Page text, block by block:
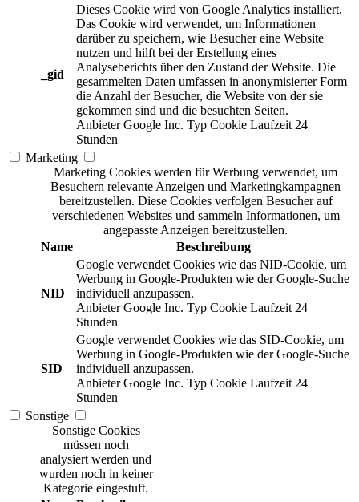
_gid
Dieses Cookie wird von Google Analytics installiert.
Das Cookie wird verwendet, um Informationen
darüber zu speichern, wie Besucher eine Website
nutzen und hilft bei der Erstellung eines
Analyseberichts über den Zustand der Website. Die
gesammelten Daten umfassen in anonymisierter Form
die Anzahl der Besucher, die Website von der sie
gekommen sind und die besuchten Seiten.
Anbieter Google Inc. Typ Cookie Laufzeit 24
Stunden
Marketing
Marketing Cookies werden für Werbung verwendet, um
Besuchern relevante Anzeigen und Marketingkampagnen
bereitzustellen. Diese Cookies verfolgen Besucher auf
verschiedenen Websites und sammeln Informationen, um
angepasste Anzeigen bereitzustellen.
Name
Beschreibung
NID
Google verwendet Cookies wie das NID-Cookie, um
Werbung in Google-Produkten wie der Google-Suche
individuell anzupassen.
Anbieter Google Inc. Typ Cookie Laufzeit 24
Stunden
SID
Google verwendet Cookies wie das SID-Cookie, um
Werbung in Google-Produkten wie der Google-Suche
individuell anzupassen.
Anbieter Google Inc. Typ Cookie Laufzeit 24
Stunden
Sonstige
Sonstige Cookies
müssen noch
analysiert werden und
wurden noch in keiner
Kategorie eingestuft.